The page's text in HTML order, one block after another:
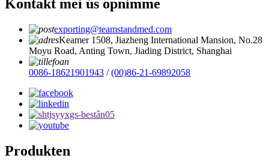
Kontakt mei ús opnimme
exporting@teamstandmed.com
Keamer 1508, Jiazheng International Mansion, No.28
Moyu Road, Anting Town, Jiading District, Shanghai
0086-18621901943 /(00)86-21-69892058
Produkten